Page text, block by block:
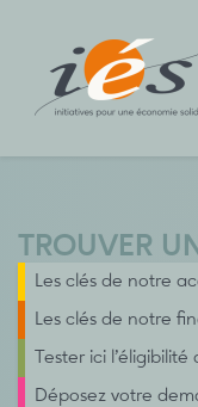
TROUVER
Les clés de notre
Les clés de notre
Tester ici
Déposez votre